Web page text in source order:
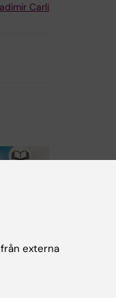
Carli
externa